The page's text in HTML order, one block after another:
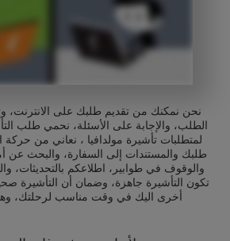
نحن نمكنك من تقديم طلبك على الانترنت،
الطلب، والإجابة على الأسئلة، نحمي طلب
لمتطلبات تأشيرة مولدافيا ، نعاني من حركة
طلبك والمستندات إلى السفارة، والبحث عن
والوقوف في طوابير، اطلاعكم بالتحديثات،
تكون التأشيرة جاهزة، وضمان أن التأشيرة
أخرى اليك في وقت مناسب لرحلتك،